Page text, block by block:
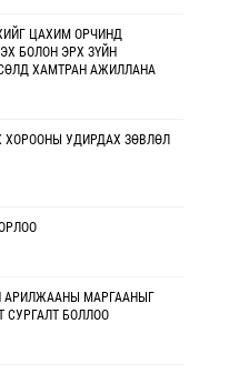
ЦАХИМ ОРЧИНД
БОЛОН ЭРХ ЗҮЙН
ХАМТРАН АЖИЛЛАНА
УДИРДАХ ЗӨВЛӨЛ
АРИЛЖААНЫ МАРГААНЫГ
СУРГАЛТ БОЛЛОО